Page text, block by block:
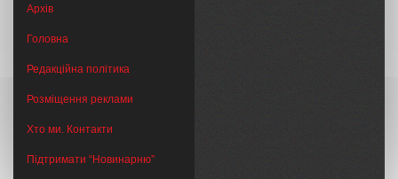
Архів
Головна
Редакційна політика
Розміщення реклами
Хто ми. Контакти
Підтримати “Новинарню”